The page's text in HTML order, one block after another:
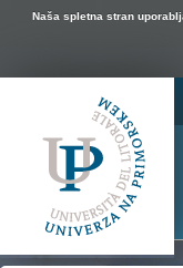
Naša spletna stran